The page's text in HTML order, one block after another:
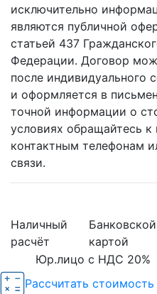
исключительно
являются публичной
статьей 437
Федерации. Договор
после индивидуального
и оформляется в
точной информации о
условиях обращайтесь
контактным телефонам
связи.
Наличный
расчёт
Банковской
картой
Юр.лицо с НДС 20%
Рассчитать стоимость